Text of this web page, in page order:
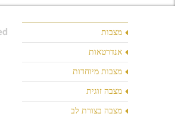
מצבות
אנדרטאות
מצבות מיוחדות
מצבה זוגית
מצבה בצורת לב